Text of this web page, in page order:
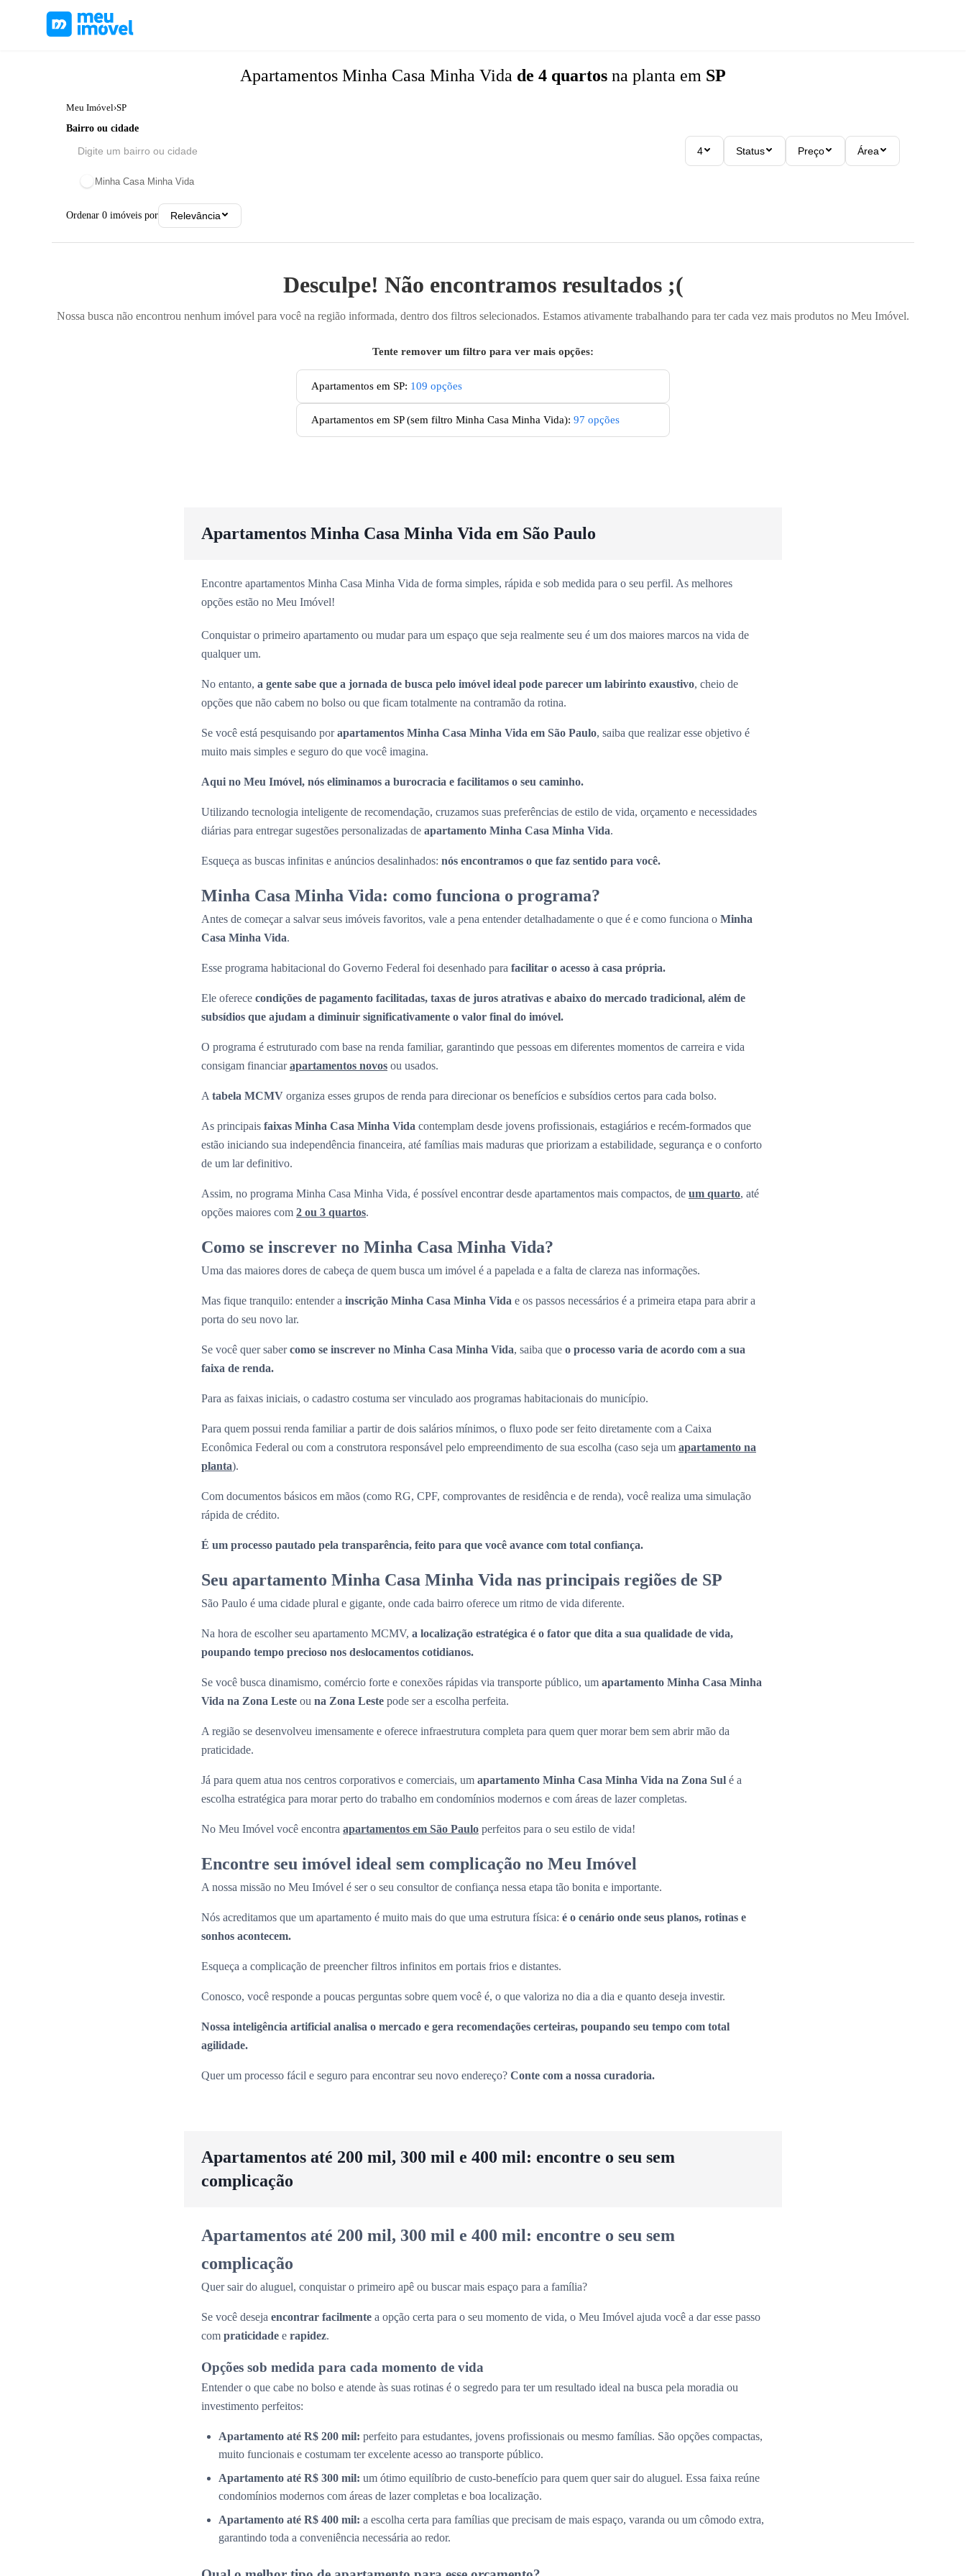
Apartamentos Minha Casa Minha Vida de 4 quartos na planta em SP
Meu Imóvel›SP
Bairro ou cidade
4 Status Preço Área
Minha Casa Minha Vida
Ordenar 0 imóveis por Relevância
Desculpe! Não encontramos resultados ;(
Nossa busca não encontrou nenhum imóvel para você na região informada, dentro dos filtros selecionados. Estamos ativamente trabalhando para ter cada vez mais produtos no Meu Imóvel.
Tente remover um filtro para ver mais opções:
Apartamentos em SP: 109 opções
Apartamentos em SP(sem filtro Minha Casa Minha Vida): 97 opções
Apartamentos Minha Casa Minha Vida em São Paulo
Encontre apartamentos Minha Casa Minha Vida de forma simples, rápida e sob medida para o seu perfil. As melhores
opções estão no Meu Imóvel!
Conquistar o primeiro apartamento ou mudar para um espaço que seja realmente seu é um dos maiores marcos na vida de
qualquer um.
No entanto, a gente sabe que a jornada de busca pelo imóvel ideal pode parecer um labirinto exaustivo, cheio de
opções que não cabem no bolso ou que ficam totalmente na contramão da rotina.
Se você está pesquisando porapartamentos Minha Casa Minha Vida em São Paulo, saiba que realizar esse objetivo é
muito mais simples e seguro do que você imagina.
Aqui no Meu Imóvel, nós eliminamos a burocracia e facilitamos o seu caminho.
Utilizando tecnologia inteligente de recomendação, cruzamos suas preferências de estilo de vida, orçamento e necessidades
diárias para entregar sugestões personalizadas de apartamento Minha Casa Minha Vida.
Esqueça as buscas infinitas e anúncios desalinhados: nós encontramos o que faz sentido para você.
Minha Casa Minha Vida: como funciona o programa?
Antes de começar a salvar seus imóveis favoritos, vale a pena entender detalhadamente o que é e como funciona o Minha
Casa Minha Vida.
Esse programa habitacional do Governo Federal foi desenhado para facilitar o acesso à casa própria.
Ele oferece condições de pagamento facilitadas, taxas de juros atrativas e abaixo do mercado tradicional, além de
subsídios que ajudam a diminuir significativamente o valor final do imóvel.
O programa é estruturado com base na renda familiar, garantindo que pessoas em diferentes momentos de carreira e vida
consigam financiarapartamentos novos ou usados.
A tabela MCMV organiza esses grupos de renda para direcionar os benefícios e subsídios certos para cada bolso.
As principais faixas Minha Casa Minha Vida contemplam desde jovens profissionais, estagiários e recém-formados que
estão iniciando sua independência financeira, até famílias mais maduras que priorizam a estabilidade, segurança e o conforto
de um lar definitivo.
Assim, no programa Minha Casa Minha Vida, é possível encontrar desde apartamentos mais compactos, de um quarto, até
opções maiores com 2 ou 3 quartos.
Como se inscrever no Minha Casa Minha Vida?
Uma das maiores dores de cabeça de quem busca um imóvel é a papelada e a falta de clareza nas informações.
Mas fique tranquilo: entender a inscrição Minha Casa Minha Vida e os passos necessários é a primeira etapa para abrir a
porta do seu novo lar.
Se você quer sabercomo se inscrever no Minha Casa Minha Vida, saiba que o processo varia de acordo com a sua
faixa de renda.
Para as faixas iniciais, o cadastro costuma ser vinculado aos programas habitacionais do município.
Para quem possui renda familiar a partir de dois salários mínimos, o fluxo pode ser feito diretamente com a Caixa
Econômica Federal ou com a construtora responsável pelo empreendimento de sua escolha (caso seja um apartamento na
planta).
Com documentos básicos em mãos (como RG, CPF, comprovantes de residência e de renda), você realiza uma simulação
rápida de crédito.
É um processo pautado pela transparência, feito para que você avance com total confiança.
Seu apartamento Minha Casa Minha Vida nas principais regiões de SP
São Paulo é uma cidade plural e gigante, onde cada bairro oferece um ritmo de vida diferente.
Na hora de escolher seu apartamento MCMV, a localização estratégica é o fator que dita a sua qualidade de vida,
poupando tempo precioso nos deslocamentos cotidianos.
Se você busca dinamismo, comércio forte e conexões rápidas via transporte público, um apartamento Minha Casa Minha
Vida na Zona Leste ou na Zona Leste pode ser a escolha perfeita.
A região se desenvolveu imensamente e oferece infraestrutura completa para quem quer morar bem sem abrir mão da
praticidade.
Já para quem atua nos centros corporativos e comerciais, um apartamento Minha Casa Minha Vida na Zona Sul é a
escolha estratégica para morar perto do trabalho em condomínios modernos e com áreas de lazer completas.
No Meu Imóvel você encontra apartamentos em São Paulo perfeitos para o seu estilo de vida!
Encontre seu imóvel ideal sem complicação no Meu Imóvel
A nossa missão no Meu Imóvel é ser o seu consultor de confiança nessa etapa tão bonita e importante.
Nós acreditamos que um apartamento é muito mais do que uma estrutura física: é o cenário onde seus planos, rotinas e
sonhos acontecem.
Esqueça a complicação de preencher filtros infinitos em portais frios e distantes.
Conosco, você responde a poucas perguntas sobre quem você é, o que valoriza no dia a dia e quanto deseja investir.
Nossa inteligência artificial analisa o mercado e gera recomendações certeiras, poupando seu tempo com total
agilidade.
Quer um processo fácil e seguro para encontrar seu novo endereço? Conte com a nossa curadoria.
Apartamentos até 200 mil, 300 mil e 400 mil: encontre o seu sem
complicação
Apartamentos até 200 mil, 300 mil e 400 mil: encontre o seu sem
complicação
Quer sair do aluguel, conquistar o primeiro apê ou buscar mais espaço para a família?
Se você deseja encontrar facilmente a opção certa para o seu momento de vida, o Meu Imóvel ajuda você a dar esse passo
com praticidade e rapidez.
Opções sob medida para cada momento de vida
Entender o que cabe no bolso e atende às suas rotinas é o segredo para ter um resultado ideal na busca pela moradia ou
investimento perfeitos:
Apartamento até R$ 200 mil: perfeito para estudantes, jovens profissionais ou mesmo famílias. São opções compactas,
muito funcionais e costumam ter excelente acesso ao transporte público.
Apartamento até R$ 300 mil: um ótimo equilíbrio de custo-benefício para quem quer sair do aluguel. Essa faixa reúne
condomínios modernos com áreas de lazer completas e boa localização.
Apartamento até R$ 400 mil: a escolha certa para famílias que precisam de mais espaço, varanda ou um cômodo extra,
garantindo toda a conveniência necessária ao redor.